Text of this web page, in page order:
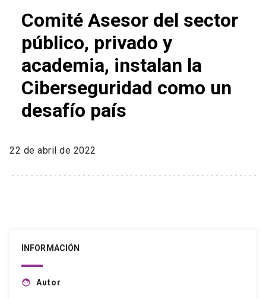
Comité Asesor del sector
público, privado y
academia, instalan la
Ciberseguridad como un
desafío país
22 de abril de 2022
INFORMACIÓN
face Autor